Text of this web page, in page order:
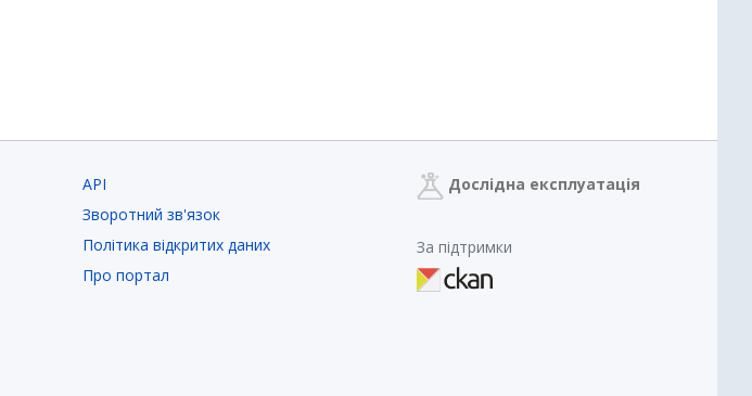
API
Зворотний зв'язок
Політика відкритих даних
Про портал
Дослідна експлуатація
За підтримки